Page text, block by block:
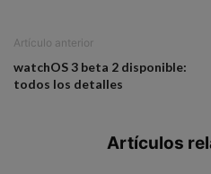
Artículo anterior
watchOS 3 beta 2 disponible:
todos los detalles
Artículos